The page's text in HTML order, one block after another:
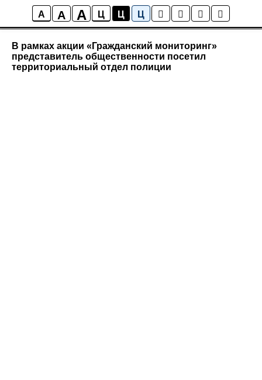
A A A Ц Ц Ц
Новости района Коптево
В рамках акции «Гражданский мониторинг»
представитель общественности посетил
территориальный отдел полиции